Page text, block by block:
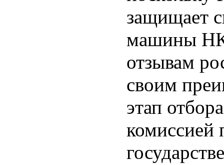
защищает
машины
отзывам
своим
этап
комиссией